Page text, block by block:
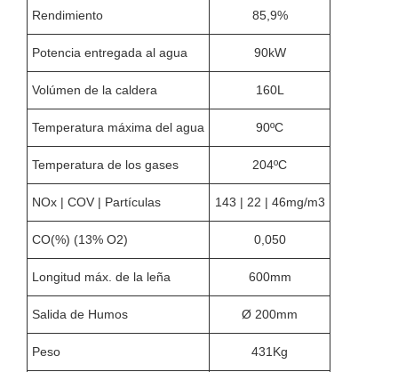
Rendimiento 85,9%
Potencia entregada al agua 90kW
Volúmen de la caldera 160L
Temperatura máxima del agua 90ºC
Temperatura de los gases 204ºC
NOx | COV | Partículas 143 | 22 | 46mg/m3
CO(%) (13% O2) 0,050
Longitud máx. de la leña 600mm
Salida de Humos Ø 200mm
Peso 431Kg